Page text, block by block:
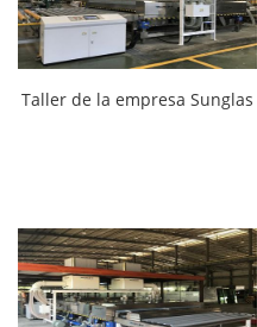
Taller de la empresa Sunglas